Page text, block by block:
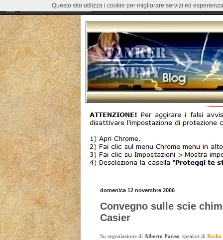
domenica 12 novembre 2006
Convegno sulle scie
Casier
Su segnalazione di Alberto Parise , speaker diRadio
Questo sito utilizza i cookie per migliorare servizi ed